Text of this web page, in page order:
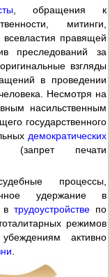
, обращения к
митинги,
правящей
преследований за
взгляды
в проведении
Несмотря на
насильственным
государственного
демократических
(запрет печати
процессы,
удержание в
втрудоустройстве по
режимов
активно